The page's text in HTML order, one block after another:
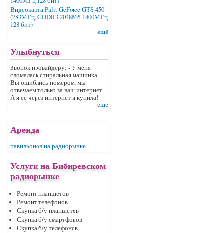
Видеокарта Palit GeForce GTS 450
(783МГц, GDDR3 2048Мб 1400МГц
128 бит)
ещё
Улыбнуться
Звонок провайдеру: - У меня
сломалась стиральная машинка. -
Вы ошиблись номером, мы
отвечаем только за ваш интернет. -
А я ее через интернет и купила!
ещё
Аренда
павильонов на радиорынке
Услуги на Бибиревском
радиорынке
Ремонт планшетов
Ремонт телефонов
Скупка б/у планшетов
Скупка б/у смартфонов
Скупка б/у телефонов